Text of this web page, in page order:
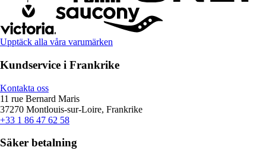
Upptäck alla våra varumärken
Kundservice i Frankrike
Kontakta oss
11 rue Bernard Maris
37270 Montlouis-sur-Loire, Frankrike
+33 1 86 47 62 58
Säker betalning